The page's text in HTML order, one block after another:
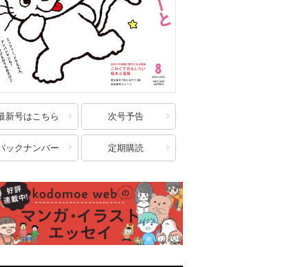
新号はこちら 次号予告
ックナンバー 定期購読